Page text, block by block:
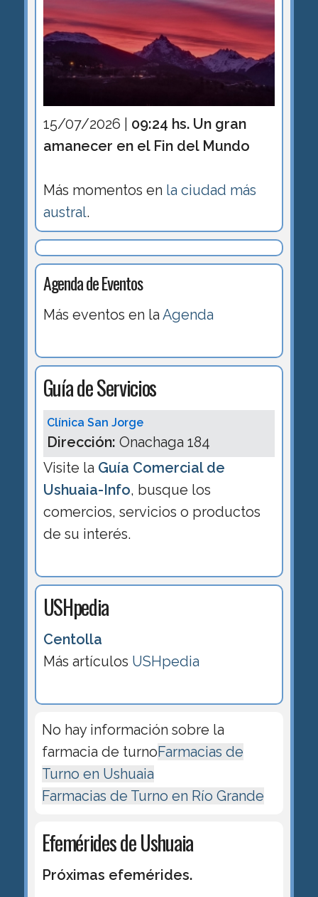
15/07/2026 | 09:24 hs. Un gran
amanecer en el Fin del Mundo
Más momentos en la ciudad más
austral.
Agenda de Eventos
Más eventos en la Agenda
Guía de Servicios
Clínica San Jorge
Dirección: Onachaga 184
Visite la Guía Comercial de
Ushuaia-Info, busque los
comercios, servicios o productos
de su interés.
USHpedia
Centolla
Más artículos USHpedia
No hay información sobre la
farmacia de turnoFarmacias de
Turno en Ushuaia
Farmacias de Turno en Río Grande
Efemérides de Ushuaia
Próximas efemérides.